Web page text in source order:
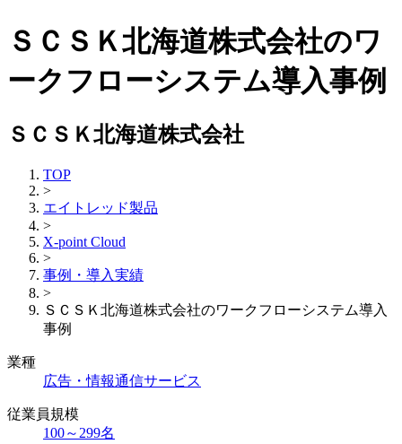
ＳＣＳＫ北海道株式会社のワ
ークフローシステム導入事例
ＳＣＳＫ北海道株式会社
TOP
>
エイトレッド製品
>
X-point Cloud
>
事例・導入実績
>
ＳＣＳＫ北海道株式会社のワークフローシステム導入
事例
業種
広告・情報通信サービス
従業員規模
100～299名